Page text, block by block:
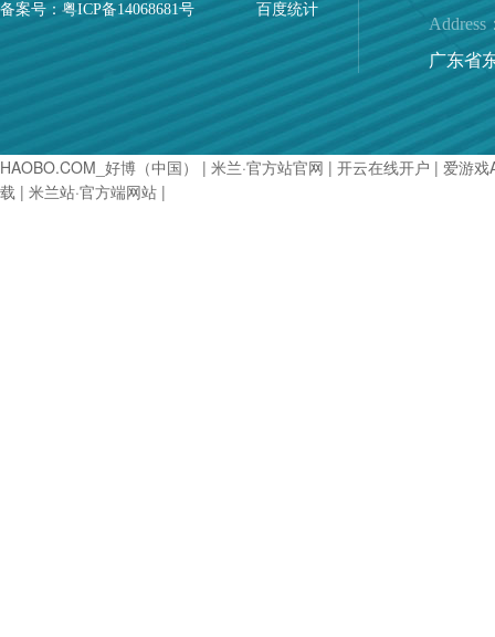
备案号： 粤ICP备14068681号 百度统计
Address
广东省
HAOBO.COM_好博（中国） | 米兰·官方站官网 | 开云在线开户 | 爱游戏
载 | 米兰站·官方端网站 |